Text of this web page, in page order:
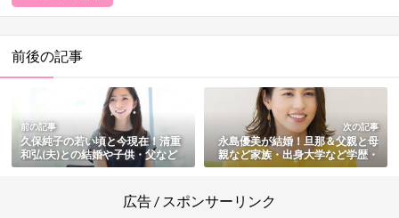
前後の記事
前の記事
久保純子の若い頃と今現在！清重
和弘(夫)との結婚や子供・父など
家族も総まとめ【画像多数】
次の記事
永島優美が結婚！旦那＆父親と母
親など家族・出身大学など学歴・
歴代彼氏も総まとめ
広告 / スポンサーリンク